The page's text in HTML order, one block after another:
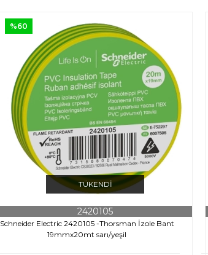
TÜKENDI
Schneider Electric 2420105 -Thorsman İzole Bant
19mmx20mt sarı/yeşil
2420105
%60